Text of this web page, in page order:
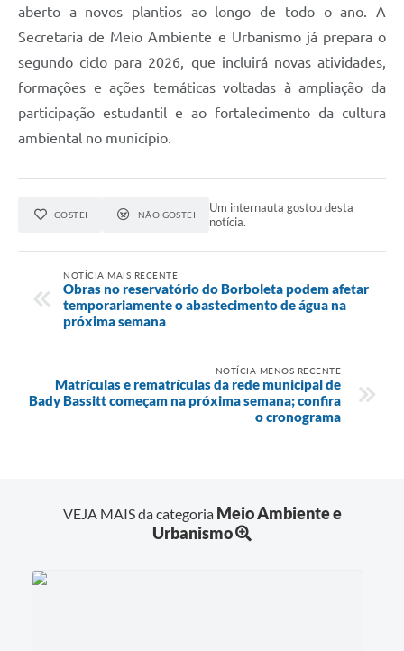
aberto a novos plantios ao longo de todo o ano. A
Secretaria de Meio Ambiente e Urbanismo já prepara o
segundo ciclo para 2026, que incluirá novas atividades,
formações e ações temáticas voltadas à ampliação da
participação estudantil e ao fortalecimento da cultura
ambiental no município.
GOSTEI NÃO GOSTEI
Um internauta gostou desta
notícia.
NOTÍCIA MAIS RECENTE
Obras no reservatório do Borboleta podem afetar
temporariamente o abastecimento de água na
próxima semana
NOTÍCIA MENOS RECENTE
Matrículas e rematrículas da rede municipal de
Bady Bassitt começam na próxima semana; confira
o cronograma
VEJA MAIS da categoria Meio Ambiente e
Urbanismo